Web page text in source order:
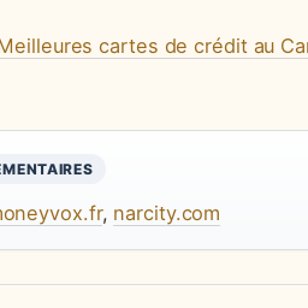
cartes de crédit au
, narcity.com